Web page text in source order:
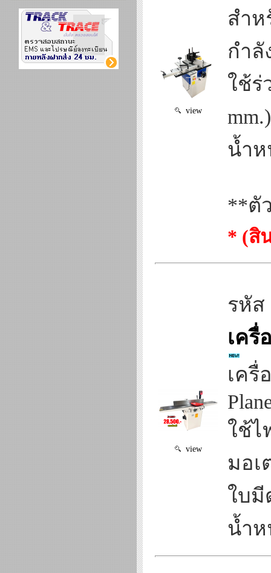
view
สำห
กำลั
ใช้ร่
น้ำห
**ตั
* (สิ
view
รหัส
เครื่
เครื่
ใช้ไ
มอเ
ใบมี
น้ำห